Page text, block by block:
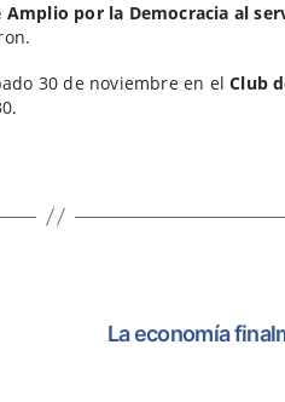
por la Democracia al
30 de noviembre en el Club
La economía